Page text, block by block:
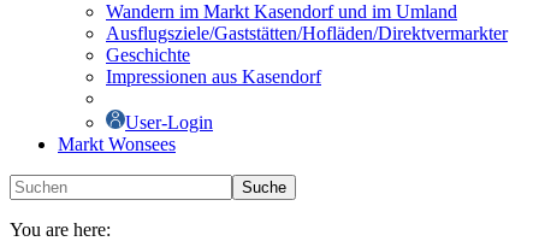
Wandern im Markt Kasendorf und im Umland
Ausflugsziele/Gaststätten/Hofläden/Direktvermarkter
Geschichte
Impressionen aus Kasendorf
User-Login
Markt Wonsees
Suche
You are here: